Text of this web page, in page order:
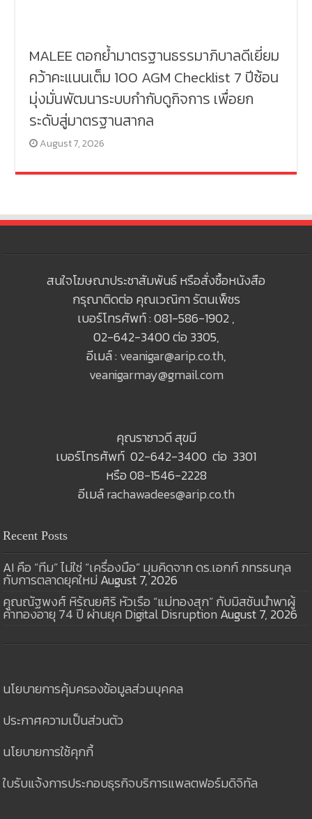
MALEE ตอกย้ำมาตรฐานธรรมาภิบาลดีเยี่ยม
คว้าคะแนนเต็ม 100 AGM Checklist 7 ปีซ้อน
มุ่งมั่นพัฒนาระบบกำกับดูกิจการ เพื่อยก
ระดับสู่มาตรฐานสากล
August 7, 2026
สนใจโฆษณาประชาสัมพันธ์ หรือสั่งซื้อหนังสือ
กรุณาติดต่อ คุณเวณิกา รัตนเพ็ชร
เบอร์โทรศัพท์ : 081-586-1902 ,
02-642-3400 ต่อ 3305,
อีเมล์ : veanigar@arip.co.th,
veanigarmay@gmail.com
คุณราชาวดี สุขมี
เบอร์โทรศัพท์ 02-642-3400 ต่อ 3301
หรือ 08-1546-2228
อีเมล์rachawadees@arip.co.th
Recent Posts
AI คือ “ทีม” ไม่ใช่ “เครื่องมือ” มุมคิดจาก ดร.เอกก์ ภทรธนกุล
กับการตลาดยุคใหม่ August 7, 2026
คุณณัฐพงศ์ หิรัณยศิริ หัวเรือ “แม่ทองสุก” กับมิสชันนำพาผู้
ค้าทองอายุ 74 ปี ผ่านยุค Digital Disruption August 7, 2026
นโยบายการคุ้มครองข้อมูลส่วนบุคคล
ประกาศความเป็นส่วนตัว
นโยบายการใช้คุกกี้
ใบรับแจ้งการประกอบธุรกิจบริการแพลตฟอร์มดิจิทัล